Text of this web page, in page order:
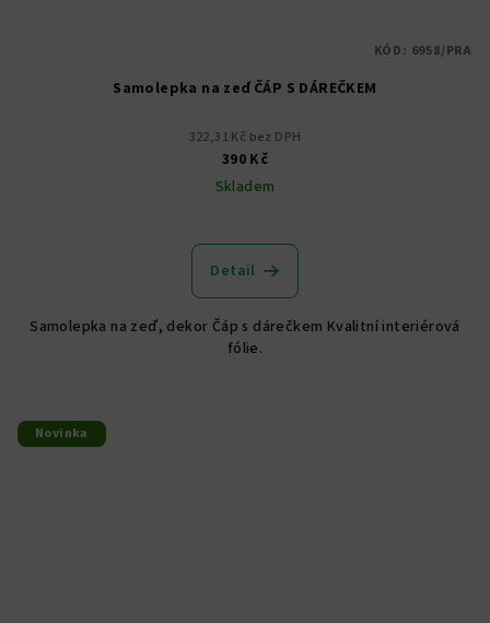
Samolepka na zeď ČÁP S DÁREČKEM
322,31 Kč bez DPH
390 Kč
Skladem
Detail
Samolepka na zeď, dekor Čáp s dárečkem Kvalitní interiérová
fólie.
KÓD: 6958/PRA
Novinka